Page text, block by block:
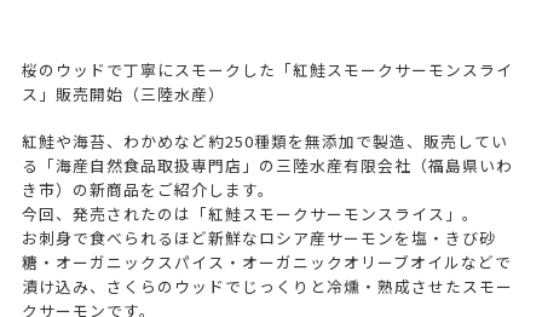
桜のウッドで丁寧にスモークした「紅鮭スモークサーモンスライ
ス」販売開始（三陸水産）
紅鮭や海苔、わかめなど約250種類を無添加で製造、販売してい
る「海産自然食品取扱専門店」の三陸水産有限会社（福島県いわ
き市）の新商品をご紹介します。
今回、発売されたのは「紅鮭スモークサーモンスライス」。
お刺身で食べられるほど新鮮なロシア産サーモンを塩・きび砂
糖・オーガニックスパイス・オーガニックオリーブオイルなどで
漬け込み、さくらのウッドでじっくりと冷燻・熟成させたスモー
クサーモンです。